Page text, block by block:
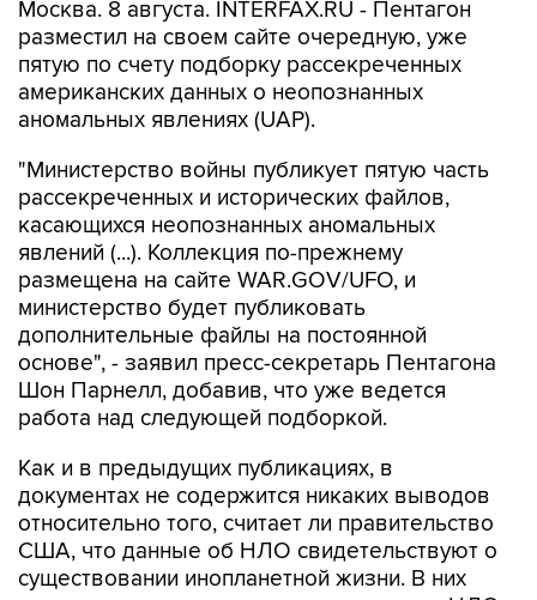
пятую по счету подборку рассекреченных
американских данных о неопознанных
аномальных явлениях (UAP).
"Министерство войны публикует пятую часть
касающихся неопознанных аномальных
явлений (...). Коллекция по-прежнему
размещена на сайте WAR.GOV/UFO, и
министерство будет публиковать
дополнительные файлы на постоянной
основе", - заявил пресс-секретарь Пентагона
Шон Парнелл, добавив, что уже ведется
работа над следующей подборкой.
Как и в предыдущих публикациях, в
относительно того, считает ли правительство
США, что данные об НЛО свидетельствуют о
существовании инопланетной жизни. В них
также не указывается, представляют ли НЛО
угрозу национальной безопасности США.